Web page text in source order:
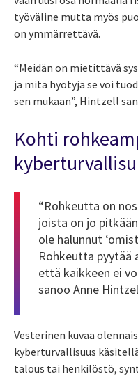
työväline mutta myös
on ymmärrettävä.
“Meidän on mietittävä
ja mitä hyötyjä se voi
sen mukaan”, Hintzell
Kohti
“Rohkeutta on
joista on jo
ole halunnut
Rohkeutta pyytää
että kaikkeen ei
sanoo Anne
Vesterinen kuvaa
kyberturvallisuus
talous tai henkilöstö,